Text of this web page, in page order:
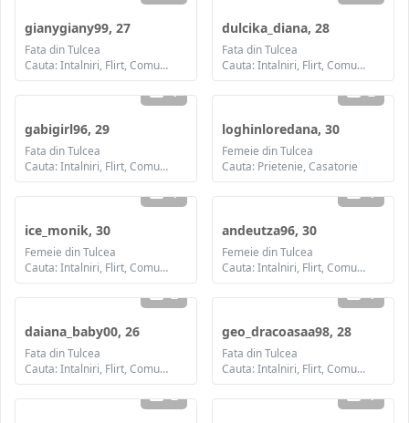
gianygiany99, 27
Fata din Tulcea
Cauta: Intalniri, Flirt, Comunicare / chat, Prietenie, Casatorie
dulcika_diana, 28
Fata din Tulcea
Cauta: Intalniri, Flirt, Comunicare / chat, Prietenie, Casatorie
1
gabigirl96, 29
Fata din Tulcea
Cauta: Intalniri, Flirt, Comunicare / chat, Prietenie, Casatorie
2
loghinloredana, 30
Femeie din Tulcea
Cauta: Prietenie, Casatorie
1
ice_monik, 30
Femeie din Tulcea
Cauta: Intalniri, Flirt, Comunicare / chat, Prietenie, Casatorie
1
andeutza96, 30
Femeie din Tulcea
Cauta: Intalniri, Flirt, Comunicare / chat, Prietenie, Casatorie
2
daiana_baby00, 26
Fata din Tulcea
Cauta: Intalniri, Flirt, Comunicare / chat, Prietenie, Casatorie
1
geo_dracoasaa98, 28
Fata din Tulcea
Cauta: Intalniri, Flirt, Comunicare / chat, Prietenie, Casatorie
2 1